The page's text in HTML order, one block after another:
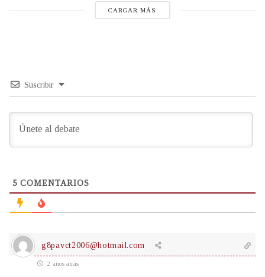
CARGAR MÁS
Suscribir
5 COMENTARIOS
g8pavct2006@hotmail.com
2 años atrás